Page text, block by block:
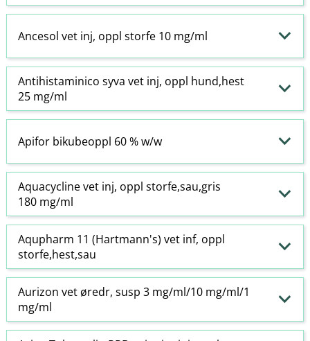
Ancesol vet inj, oppl storfe 10 mg/ml
Antihistaminico syva vet inj, oppl hund,hest
25 mg/ml
Apifor bikubeoppl 60 % w​/​w
Aquacycline vet inj, oppl storfe,sau,gris
180 mg/ml
Aqupharm 11 (Hartmann's) vet inf, oppl
storfe,hest,sau
Aurizon vet øredr, susp 3 mg/ml/10 mg/ml/1
mg/ml